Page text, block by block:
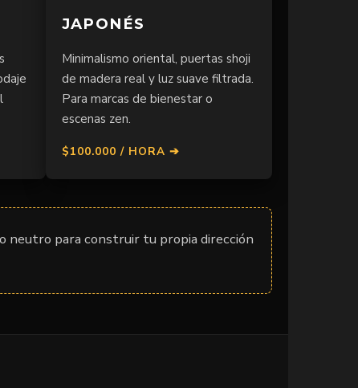
JAPONÉS
Minimalismo oriental, puertas shoji
de madera real y luz suave filtrada.
Para marcas de bienestar o
escenas zen.
$100.000 / HORA ➔
neutro para construir tu propia dirección